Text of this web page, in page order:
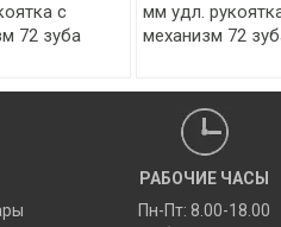
с
72 зуба
мм удл.
механизм 72
РАБОЧИЕ ЧАСЫ
Пн-Пт: 8.00-18.00